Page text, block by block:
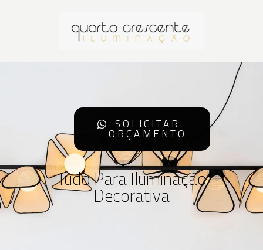
Tudo Para Iluminação
Decorativa
SOLICITAR
ORÇAMENTO